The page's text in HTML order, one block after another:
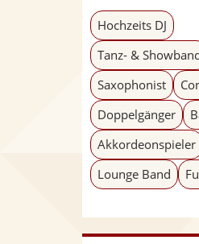
Hochzeits DJ
Tanz- &
Saxophonist
Doppelgänger
Akkordeonspieler
Lounge Band